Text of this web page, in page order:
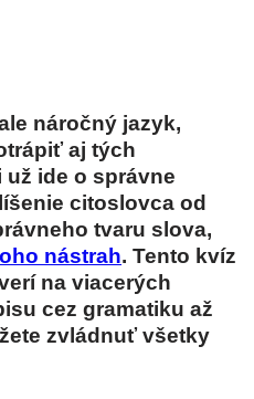
náročný jazyk,
aj tých
ide o správne
citoslovca od
tvaru slova,
nástrah. Tento kvíz
na viacerých
cez gramatiku až
zvládnuť všetky